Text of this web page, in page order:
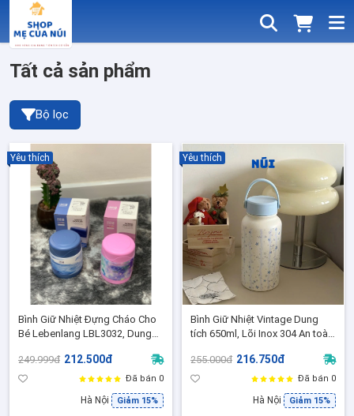
Tất cả sản phẩm
Bộ lọc
Bình Giữ Nhiệt Đựng Cháo Cho
Bé Lebenlang LBL3032, Dung
249.999đ 212.500đ
Đã bán 0
Hà Nội Giảm 15%
Yêu thích
Bình Giữ Nhiệt Vintage Dung
tích 650ml, Lõi Inox 304 An toàn,
12-24h
255.000đ 216.750đ
Đã bán 0
Hà Nội Giảm 15%
Yêu thích